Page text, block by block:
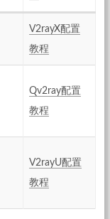
V2rayX配置
教程
Qv2ray配置
教程
V2rayU配置
教程